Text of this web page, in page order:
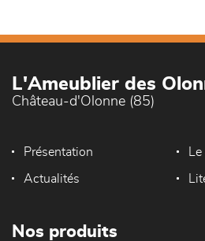
L'Ameublier des
Château-d'Olonne (85)
Présentation
Actualités
Nos produits